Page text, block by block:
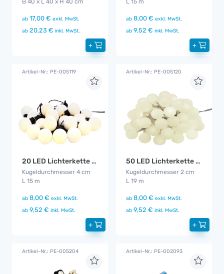
ab 17,00 € exkl. MwSt.
ab 20,23 € inkl. MwSt.
+
ab 8,00 € exkl. MwSt.
ab 9,52 € inkl. MwSt.
+
Artikel-Nr.: PE-005119
20 LED Lichterkette warm - weiß
Kugeldurchmesser 4 cm
L 15 m
ab 8,00 € exkl. MwSt.
ab 9,52 € inkl. MwSt.
+
Artikel-Nr.: PE-005120
50 LED Lichterkette warm - weiß
Kugeldurchmesser 2 cm
L 19 m
ab 8,00 € exkl. MwSt.
ab 9,52 € inkl. MwSt.
+
Artikel-Nr.: PE-005204 Artikel-Nr.: PE-002093